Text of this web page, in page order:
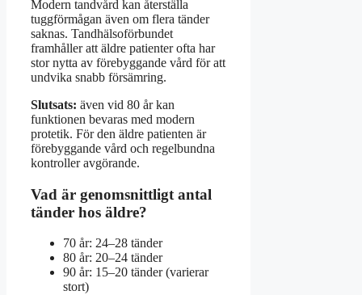
Modern tandvård kan återställa
tuggförmågan även om flera tänder
saknas. Tandhälsoförbundet
framhåller att äldre patienter ofta har
stor nytta av förebyggande vård för att
undvika snabb försämring.
Slutsats: även vid 80 år kan
funktionen bevaras med modern
protetik. För den äldre patienten är
förebyggande vård och regelbundna
kontroller avgörande.
Vad är genomsnittligt antal
tänder hos äldre?
70 år: 24–28 tänder
80 år: 20–24 tänder
90 år: 15–20 tänder (varierar
stort)